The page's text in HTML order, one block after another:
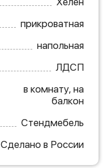
прикроватная
напольная
ЛДСП
в комнату, на
балкон
Стендмебель
Сделано в России